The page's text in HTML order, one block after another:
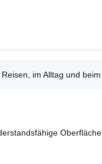
im Alltag und